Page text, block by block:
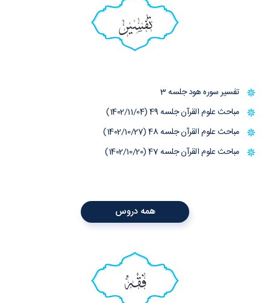
تفسیر
تفسیر سوره هود جلسه 3
مباحث علوم القرآن جلسه 49 (1402/11/04)
مباحث علوم القرآن جلسه 48 (1402/10/27)
مباحث علوم القرآن جلسه 47 (1402/10/20)
همه دروس
فقه